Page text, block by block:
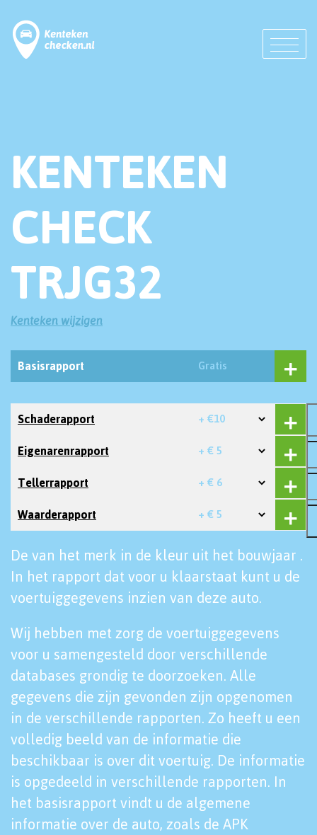
KENTEKEN
CHECK
TRJG32
Kenteken wijzigen
Basisrapport Gratis
Schaderapport + €10
Eigenarenrapport + € 5
Tellerrapport + € 6
Waarderapport + € 5
De van het merk in de kleur uit het bouwjaar .
In het rapport dat voor u klaarstaat kunt u de
voertuiggegevens inzien van deze auto.
Wij hebben met zorg de voertuiggegevens
voor u samengesteld door verschillende
databases grondig te doorzoeken. Alle
gegevens die zijn gevonden zijn opgenomen
in de verschillende rapporten. Zo heeft u een
volledig beeld van de informatie die
beschikbaar is over dit voertuig. De informatie
is opgedeeld in verschillende rapporten. In
het basisrapport vindt u de algemene
informatie over de auto, zoals de APK